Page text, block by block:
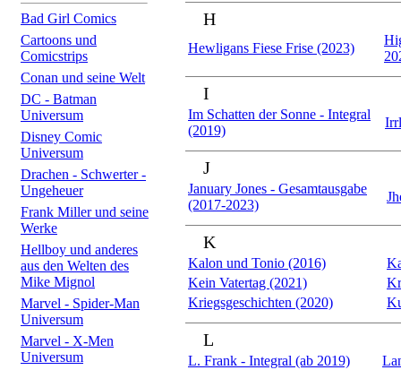
Bad Girl Comics
Cartoons und
Comicstrips
Conan und seine Welt
DC - Batman
Universum
Disney Comic
Universum
Drachen - Schwerter -
Ungeheuer
Frank Miller und seine
Werke
Hellboy und anderes
aus den Welten des
Mike Mignol
Marvel - Spider-Man
Universum
Marvel - X-Men
Universum
H
Hewligans Fiese Frise (2023)
I
Im Schatten der Sonne - Integral
(2019)
J
January Jones - Gesamtausgabe
(2017-2023)
K
Kalon und Tonio (2016)
Kein Vatertag (2021)
Kriegsgeschichten (2020)
L
L. Frank - Integral (ab 2019)